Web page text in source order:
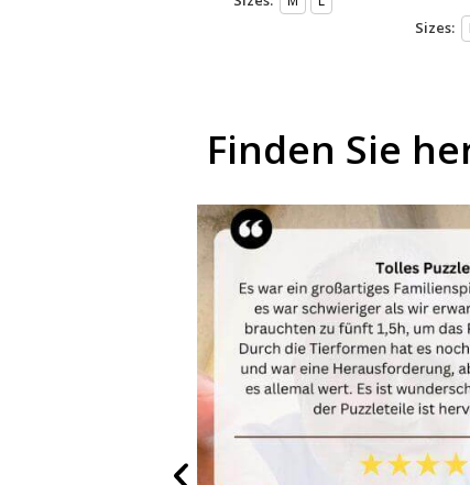
Sizes:
Finden Sie